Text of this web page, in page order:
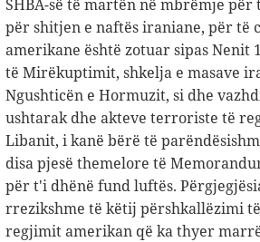
SHBA-së të martën në mbrëmje
për shitjen e naftës iraniane, për të
amerikane është zotuar sipas Nenit
të Mirëkuptimit, shkelja e masave
Ngushticën e Hormuzit, si dhe
ushtarak dhe akteve terroriste të
Libanit, i kanë bërë të
disa pjesë themelore të
për t'i dhënë fund luftës.
rrezikshme të këtij përshkallëzimi
regjimit amerikan që ka thyer